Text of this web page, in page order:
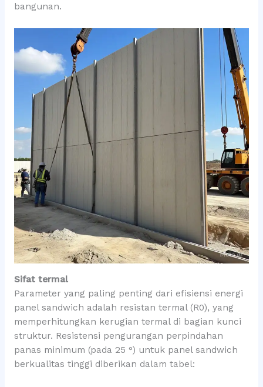
bangunan.
Sifat termal
Parameter yang paling penting dari efisiensi energi
panel sandwich adalah resistan termal (R0), yang
memperhitungkan kerugian termal di bagian kunci
struktur. Resistensi pengurangan perpindahan
panas minimum (pada 25 °) untuk panel sandwich
berkualitas tinggi diberikan dalam tabel: